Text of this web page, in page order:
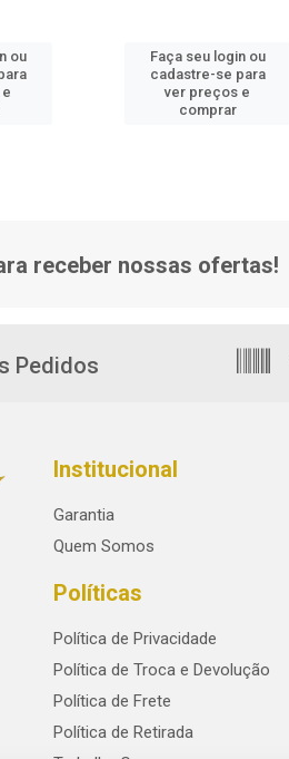
ou
Faça seu login ou
cadastre-se para
ver preços e
comprar
receber nossas ofertas!
Pedidos
Institucional
Garantia
Quem Somos
Políticas
Política de Privacidade
Política de Troca e Devolução
Política de Frete
Política de Retirada